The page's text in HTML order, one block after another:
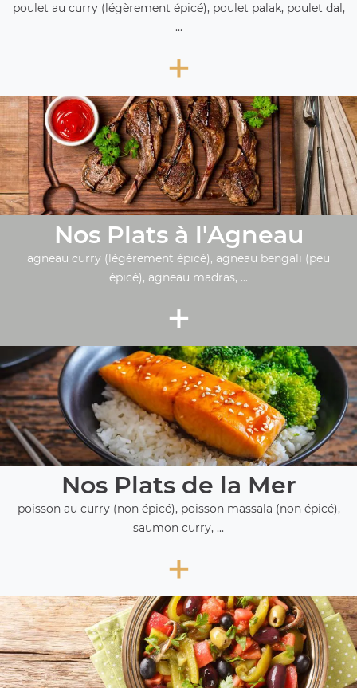
poulet au curry (légèrement épicé), poulet palak, poulet dal,
...
+
Nos Plats à l'Agneau
agneau curry (légèrement épicé), agneau bengali (peu
épicé), agneau madras, ...
+
Nos Plats de la Mer
poisson au curry (non épicé), poisson massala (non épicé),
saumon curry, ...
+